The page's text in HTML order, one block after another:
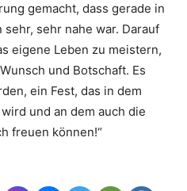
gemacht, dass gerade in
sehr nahe war. Darauf
eigene Leben zu meistern,
und Botschaft. Es
ein Fest, das in dem
und an dem auch die
freuen können!“